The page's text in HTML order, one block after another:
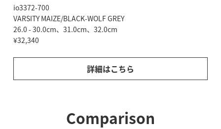
io3372-700
VARSITY MAIZE/BLACK-WOLF GREY
26.0 - 30.0cm、31.0cm、32.0cm
¥32,340
詳細はこちら
Comparison